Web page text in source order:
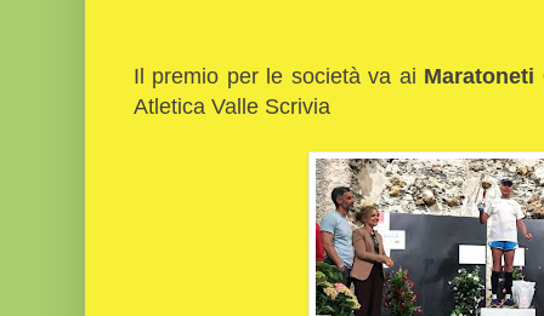
Il premio per le società va ai Maratoneti
Atletica Valle Scrivia